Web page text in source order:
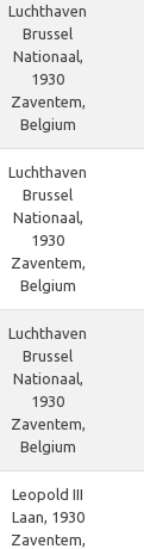
Luchthaven
Brussel
Nationaal,
1930
Zaventem,
Belgium
Luchthaven
Brussel
Nationaal,
1930
Zaventem,
Belgium
Luchthaven
Brussel
Nationaal,
1930
Zaventem,
Belgium
Leopold III
Laan, 1930
Zaventem,